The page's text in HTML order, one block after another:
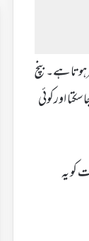
بنچ
اورکوئی
کو یہ